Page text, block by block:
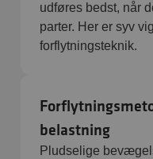
udføres bedst, når
parter. Her er syv
forflytningsteknik.
belastning
Pludselige